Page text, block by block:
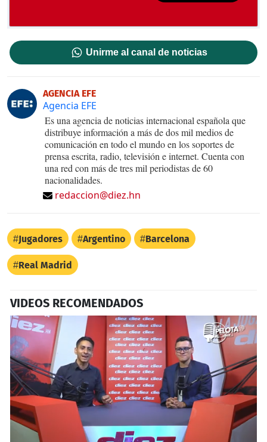
Unirme al canal de noticias
AGENCIA EFE
Agencia EFE
Es una agencia de noticias internacional española que
distribuye información a más de dos mil medios de
comunicación en todo el mundo en los soportes de
prensa escrita, radio, televisión e internet. Cuenta con
una red con más de tres mil periodistas de 60
nacionalidades.
redaccion@diez.hn
Jugadores Argentino Barcelona
Real Madrid
VIDEOS RECOMENDADOS